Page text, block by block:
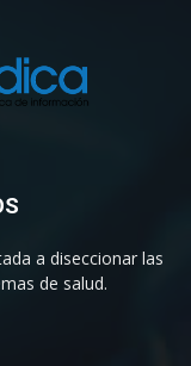
a diseccionar las
de salud.